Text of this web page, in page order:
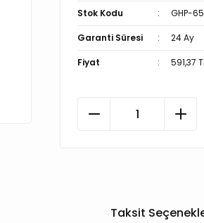
Stok Kodu GHP-
Garanti Süresi 24 Ay
Fiyat 591,37
Taksit